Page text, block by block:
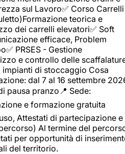
sul Lavoro✅ Corso Carrelli
teorica e
dei carrelli elevatori✅ Soft
efficace, Problem
PRSES - Gestione
e controllo delle
di stoccaggio Cosa
dal 7 al 16 settembre
pausa pranzo📍 Sede:
e formazione gratuita
Attestati di partecipazione e
Al termine del
per opportunità di
del territorio.